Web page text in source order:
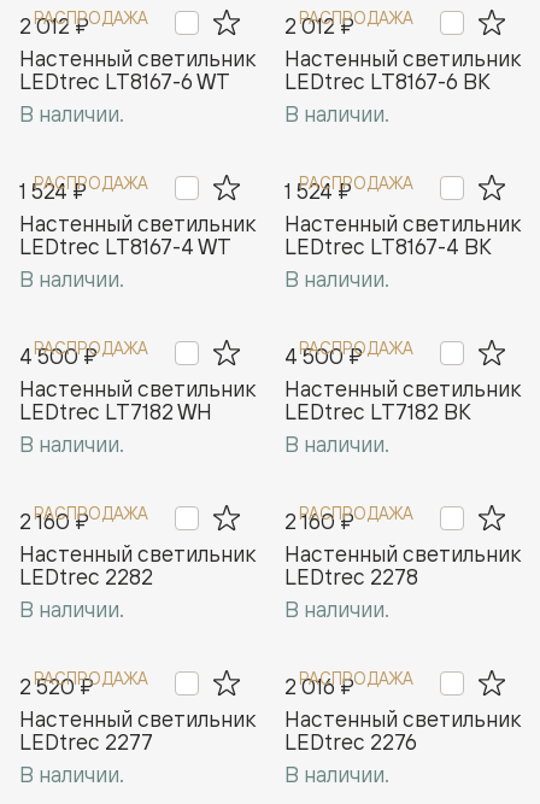
РАСПРОДАЖА
2 012 ₽
Настенный светильник
LEDtrec LT8167-6 WT
В наличии.
РАСПРОДАЖА
2 012 ₽
Настенный светильник
LEDtrec LT8167-6 BK
В наличии.
РАСПРОДАЖА
1 524 ₽
Настенный светильник
LEDtrec LT8167-4 WT
В наличии.
РАСПРОДАЖА
1 524 ₽
Настенный светильник
LEDtrec LT8167-4 BK
В наличии.
РАСПРОДАЖА
4 500 ₽
Настенный светильник
LEDtrec LT7182 WH
В наличии.
РАСПРОДАЖА
4 500 ₽
Настенный светильник
LEDtrec LT7182 BK
В наличии.
РАСПРОДАЖА
2 160 ₽
Настенный светильник
LEDtrec 2282
В наличии.
РАСПРОДАЖА
2 160 ₽
Настенный светильник
LEDtrec 2278
В наличии.
РАСПРОДАЖА
2 520 ₽
Настенный светильник
LEDtrec 2277
В наличии.
РАСПРОДАЖА
2 016 ₽
Настенный светильник
LEDtrec 2276
В наличии.